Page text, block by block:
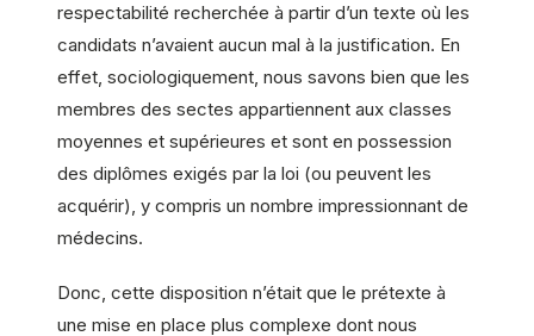
respectabilité recherchée à partir d’un texte où les
candidats n’avaient aucun mal à la justification. En
effet, sociologiquement, nous savons bien que les
membres des sectes appartiennent aux classes
moyennes et supérieures et sont en possession
des diplômes exigés par la loi (ou peuvent les
acquérir), y compris un nombre impressionnant de
médecins.
Donc, cette disposition n’était que le prétexte à
une mise en place plus complexe dont nous